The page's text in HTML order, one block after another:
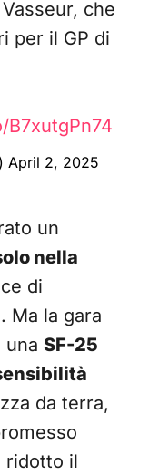
che
per il GP di
April 2, 2025
un
nella
di
Ma la gara
una SF-25
da terra,
ridotto il